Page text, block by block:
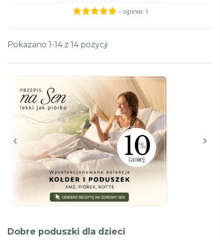
- opinie: 1
Pokazano 1-14 z 14 pozycji
Dobre poduszki dla dzieci